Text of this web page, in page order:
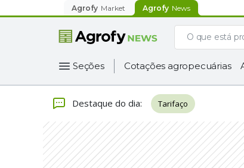
Agrofy Market Agrofy News
Seções Cotações agropecuárias
Destaque do dia: Tarifaço